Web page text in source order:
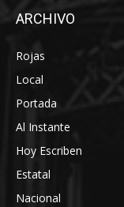
ARCHIVO
Rojas
Local
Portada
Al Instante
Hoy Escriben
Estatal
Nacional